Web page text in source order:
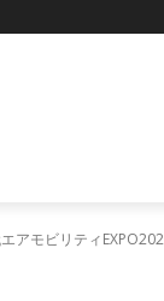
アモビリティ